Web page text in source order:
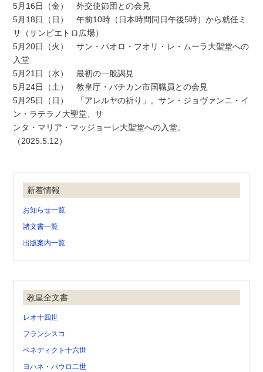
5月16日（金） 外交使節団との会見
5月18日（日） 午前10時（日本時間同日午後5時）から就任ミ
サ（サンピエトロ広場）
5月20日（火） サン・パオロ・フオリ・レ・ムーラ大聖堂への
入堂
5月21日（水） 最初の一般謁見
5月24日（土） 教皇庁・バチカン市国職員との会見
5月25日（日） 「アレルヤの祈り」。サン・ジョヴァンニ・イ
ン・ラテラノ大聖堂、サ
ンタ・マリア・マッジョーレ大聖堂への入堂。
（2025.5.12）
新着情報
お知らせ一覧
諸文書一覧
出版案内一覧
教皇全文書
レオ十四世
フランシスコ
ベネディクト十六世
ヨハネ・パウロ二世